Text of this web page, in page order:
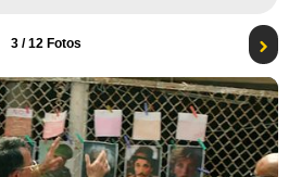
3/ 12 Fotos